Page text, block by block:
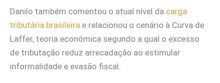
Danilo também comentou o atual nível da carga
tributária brasileira e relacionou o cenário à Curva de
Laffer, teoria econômica segundo a qual o excesso
de tributação reduz arrecadação ao estimular
informalidade e evasão fiscal.